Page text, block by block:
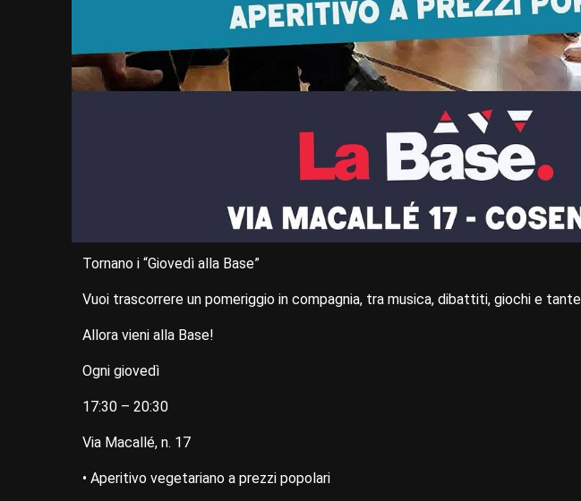
Tornano i “Giovedì alla Base”
Vuoi trascorrere un pomeriggio in compagnia, tra musica, dibattiti, giochi e
Allora vieni alla Base!
Ogni giovedì
17:30 – 20:30
Via Macallé, n. 17
• Aperitivo vegetariano a prezzi popolari